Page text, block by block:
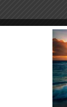
ABS Πλαστικό
για την